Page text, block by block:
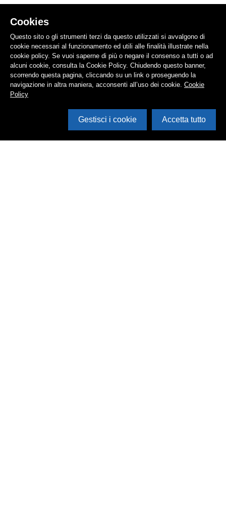
Cookies
Questo sito o gli strumenti terzi da questo utilizzati si avvalgono di
cookie necessari al funzionamento ed utili alle finalità illustrate nella
cookie policy. Se vuoi saperne di più o negare il consenso a tutti o ad
alcuni cookie, consulta la Cookie Policy. Chiudendo questo banner,
scorrendo questa pagina, cliccando su un link o proseguendo la
navigazione in altra maniera, acconsenti all’uso dei cookie. Cookie
Policy
Gestisci i cookie Accetta tutto